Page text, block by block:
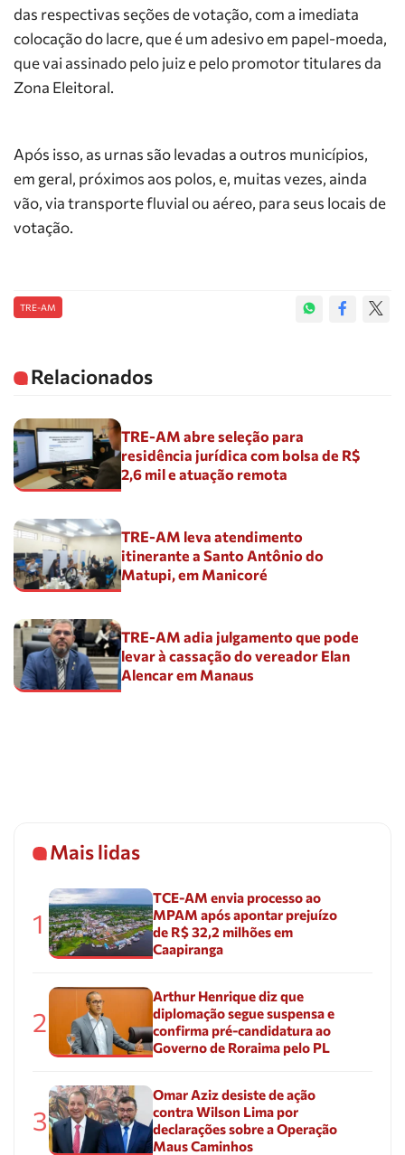
das respectivas seções de votação, com a imediata
colocação do lacre, que é um adesivo em papel-moeda,
que vai assinado pelo juiz e pelo promotor titulares da
Zona Eleitoral.
Após isso, as urnas são levadas a outros municípios,
em geral, próximos aos polos, e, muitas vezes, ainda
vão, via transporte fluvial ou aéreo, para seus locais de
votação.
TRE-AM
Relacionados
TRE-AM abre seleção para
residência jurídica com bolsa de R$
2,6 mil e atuação remota
TRE-AM leva atendimento
itinerante a Santo Antônio do
Matupi, em Manicoré
TRE-AM adia julgamento que pode
levar à cassação do vereador Elan
Alencar em Manaus
Mais lidas
1
TCE-AM envia processo ao
MPAM após apontar prejuízo
de R$ 32,2 milhões em
Caapiranga
2
Arthur Henrique diz que
diplomação segue suspensa e
confirma pré-candidatura ao
Governo de Roraima pelo PL
3
Omar Aziz desiste de ação
contra Wilson Lima por
declarações sobre a Operação
Maus Caminhos